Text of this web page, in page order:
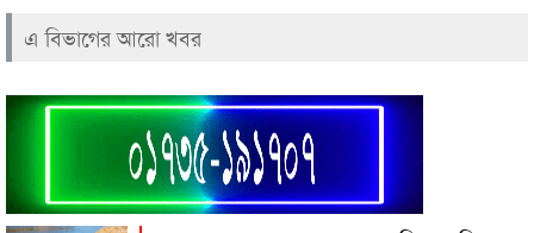
এ বিভাগের আরো খবর